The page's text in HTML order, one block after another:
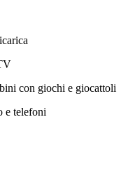
con giochi e giocattoli
e telefoni